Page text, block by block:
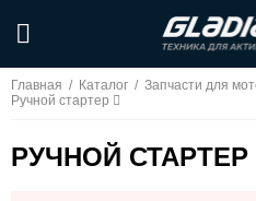
Главная / Каталог / Запчасти для
Ручной стартер
РУЧНОЙ